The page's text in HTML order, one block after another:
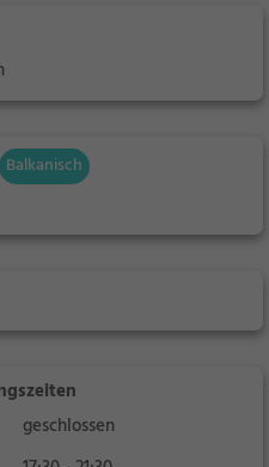
Balkanisch
geschlossen